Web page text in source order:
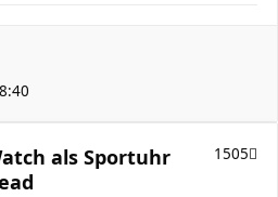
als Sportuhr
1505